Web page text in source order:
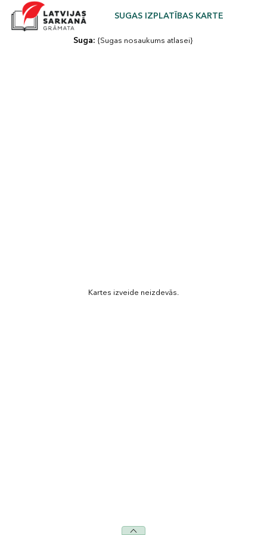
SUGAS IZPLATĪBAS KARTE
Kartes izveide neizdevās.
Suga: {Sugas nosaukums atlasei}